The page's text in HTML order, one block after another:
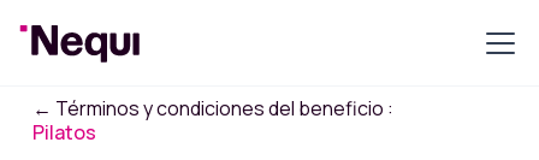
← Términos y condiciones del beneficio :
Pilatos